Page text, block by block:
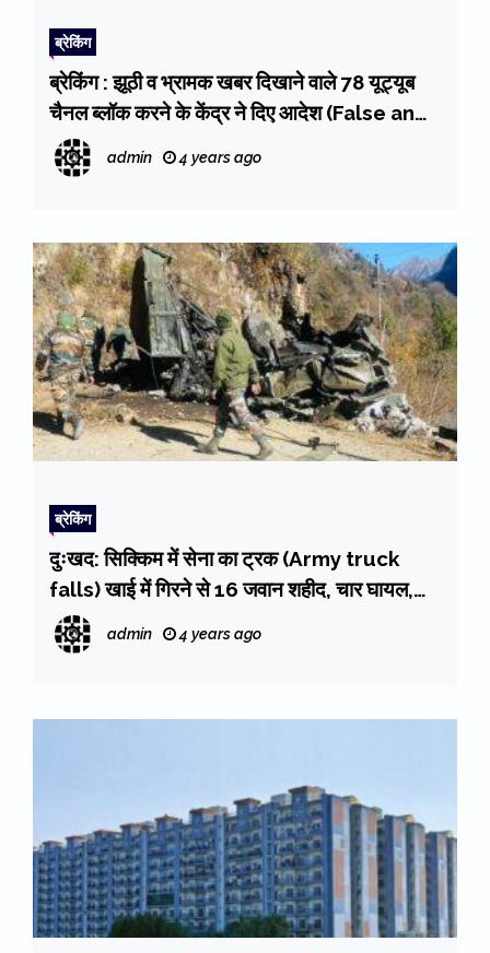
ब्रेकिंग
ब्रेकिंग : झूठी व भ्रामक खबर दिखाने वाले 78 यूट्यूब
चैनल ब्लॉक करने के केंद्र ने दिए आदेश (False and
Misleading news)
admin 4 years ago
ब्रेकिंग
दुःखद: सिक्किम में सेना का ट्रक (Army truck
falls) खाई में गिरने से 16 जवान शहीद, चार घायल,
पीएम मोदी ने जताया दुख। रेस्क्यू जारी
admin 4 years ago